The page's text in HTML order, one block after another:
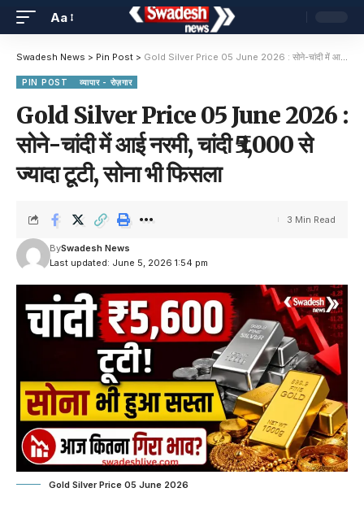
Aa
Swadesh News > Pin Post > Gold Silver Price 05 June 2026 : सोने-चांदी में आई नरमी, चांदी ₹5,000 से ज्यादा टूटी, सोना भी फिसला
PIN POST व्यापार - रोज़गार
Gold Silver Price 05 June 2026 :
सोने-चांदी में आई नरमी, चांदी ₹5,000 से
ज्यादा टूटी, सोना भी फिसला
Last updated: June 5, 2026 1:54 pm
BySwadesh News
3 Min Read
Gold Silver Price 05 June 2026